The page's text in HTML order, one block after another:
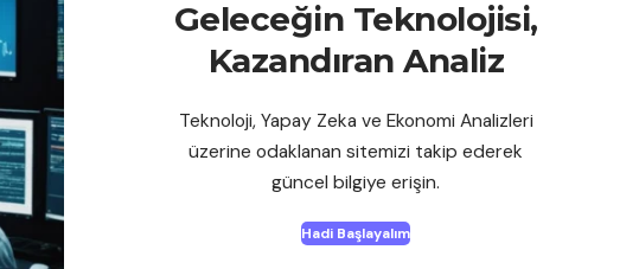
Geleceğin Teknolojisi,
Kazandıran Analiz
Teknoloji, Yapay Zeka ve Ekonomi Analizleri
üzerine odaklanan sitemizi takip ederek
güncel bilgiye erişin.
Hadi Başlayalım